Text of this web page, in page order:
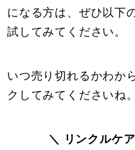
になる方は、ぜひ以下
試してみてください。
いつ売り切れるかわか
クしてみてくださいね。
＼ リンクルケ